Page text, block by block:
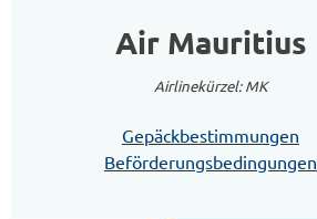
Air Mauritius
Airlinekürzel: MK
Gepäckbestimmungen
Beförderungsbedingungen